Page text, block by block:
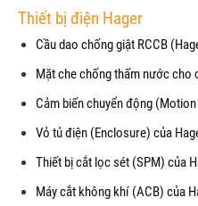
Thiết bị điện Hager
Cầu dao chống giật RCCB
Mặt che chống thấm nước
Cảm biến chuyển động
Vỏ tủ điện (Enclosure) của
Thiết bị cắt lọc sét (SPM) của
Máy cắt không khí (ACB) của